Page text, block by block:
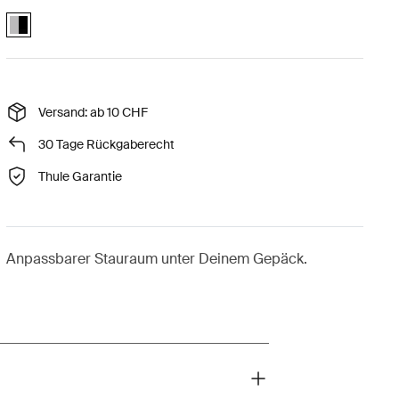
Reacha trunk Aluminum/Black (selected)
Versand: ab 10 CHF
30 Tage Rückgaberecht
Thule Garantie
Anpassbarer Stauraum unter Deinem Gepäck.